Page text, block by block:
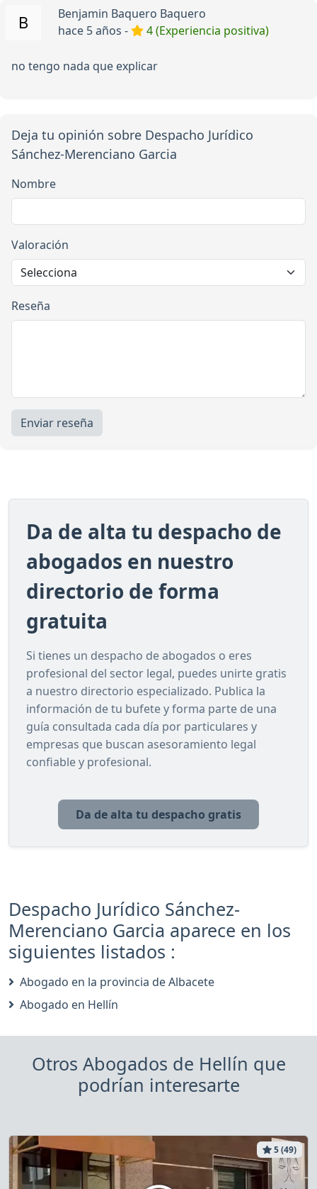
Benjamin Baquero Baquero
hace 5 años -
4 (Experiencia positiva)
no tengo nada que explicar
Deja tu opinión sobre Despacho Jurídico
Sánchez-Merenciano Garcia
Nombre
Valoración
Reseña
Enviar reseña
Da de alta tu despacho de
abogados en nuestro
directorio de forma
gratuita
Si tienes un despacho de abogados o eres
profesional del sector legal, puedes unirte gratis
a nuestro directorio especializado. Publica la
información de tu bufete y forma parte de una
guía consultada cada día por particulares y
empresas que buscan asesoramiento legal
confiable y profesional.
Da de alta tu despacho gratis
Despacho Jurídico Sánchez-
Merenciano Garcia aparece en los
siguientes listados :
Abogado en la provincia de Albacete
Abogado en Hellín
Otros Abogados de Hellín que
podrían interesarte
5 (49)